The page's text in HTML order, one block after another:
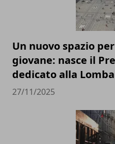
Un nuovo spazio
giovane: nasce il
dedicato alla
27/11/2025